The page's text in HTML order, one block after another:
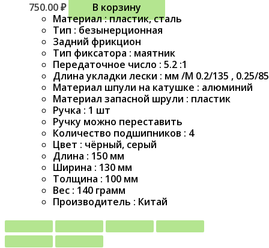
750.00₽
В корзину
Материал : пластик, сталь
Тип : безынерционная
Задний фрикцион
Тип фиксатора : маятник
Передаточное число : 5.2 :1
Длина укладки лески : мм /M 0.2/135 , 0.25/85
Материал шпули на катушке : алюминий
Материал запасной шрули : пластик
Ручка : 1 шт
Ручку можно переставить
Количество подшипников : 4
Цвет : чёрный, серый
Длина : 150 мм
Ширина : 130 мм
Толщина : 100 мм
Вес : 140 грамм
Производитель : Китай